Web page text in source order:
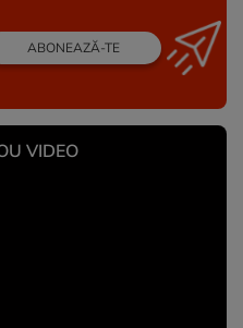
ABONEAZĂ-TE
VIDEO